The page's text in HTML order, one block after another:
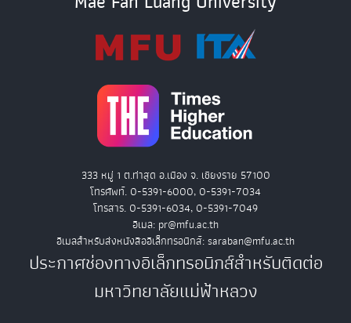
333 หมู่ 1 ต.ท่าสุด อ.เมือง จ. เชียงราย 57100
โทรศัพท์. 0-5391-6000, 0-5391-7034
โทรสาร. 0-5391-6034, 0-5391-7049
อีเมล: pr@mfu.ac.th
อีเมลสำหรับส่งหนังสืออิเล็กทรอนิกส์: saraban@mfu.ac.th
ประกาศช่องทางอิเล็กทรอนิกส์สำหรับติดต่อ
มหาวิทยาลัยแม่ฟ้าหลวง